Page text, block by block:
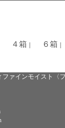
４箱 ６箱
ァインモイスト〈